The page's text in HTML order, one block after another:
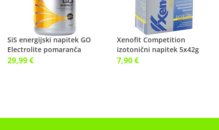
SiS energijski napitek GO
Electrolite pomaranča
1600g
29,99 €
Xenofit Competition
izotonični napitek 5x42g
(5x0,5l) citrus
7,90 €